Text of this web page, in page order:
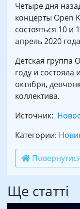
Четыре дня
концерты Open
состояться 10
апрель 2020
Детская группа
году и состояла
октября,
коллектива.
Источник:
Категории:
Ще статті